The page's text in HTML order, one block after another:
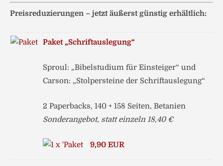
Preisreduzierungen – jetzt äußerst günstig erhältlich:
Paket „Schriftauslegung“
Sproul: „Bibelstudium für Einsteiger“ und
Carson: „Stolpersteine der Schriftauslegung“
2 Paperbacks, 140 + 158 Seiten, Betanien
Sonderangebot, statt einzeln 18,40 €
9,90 EUR